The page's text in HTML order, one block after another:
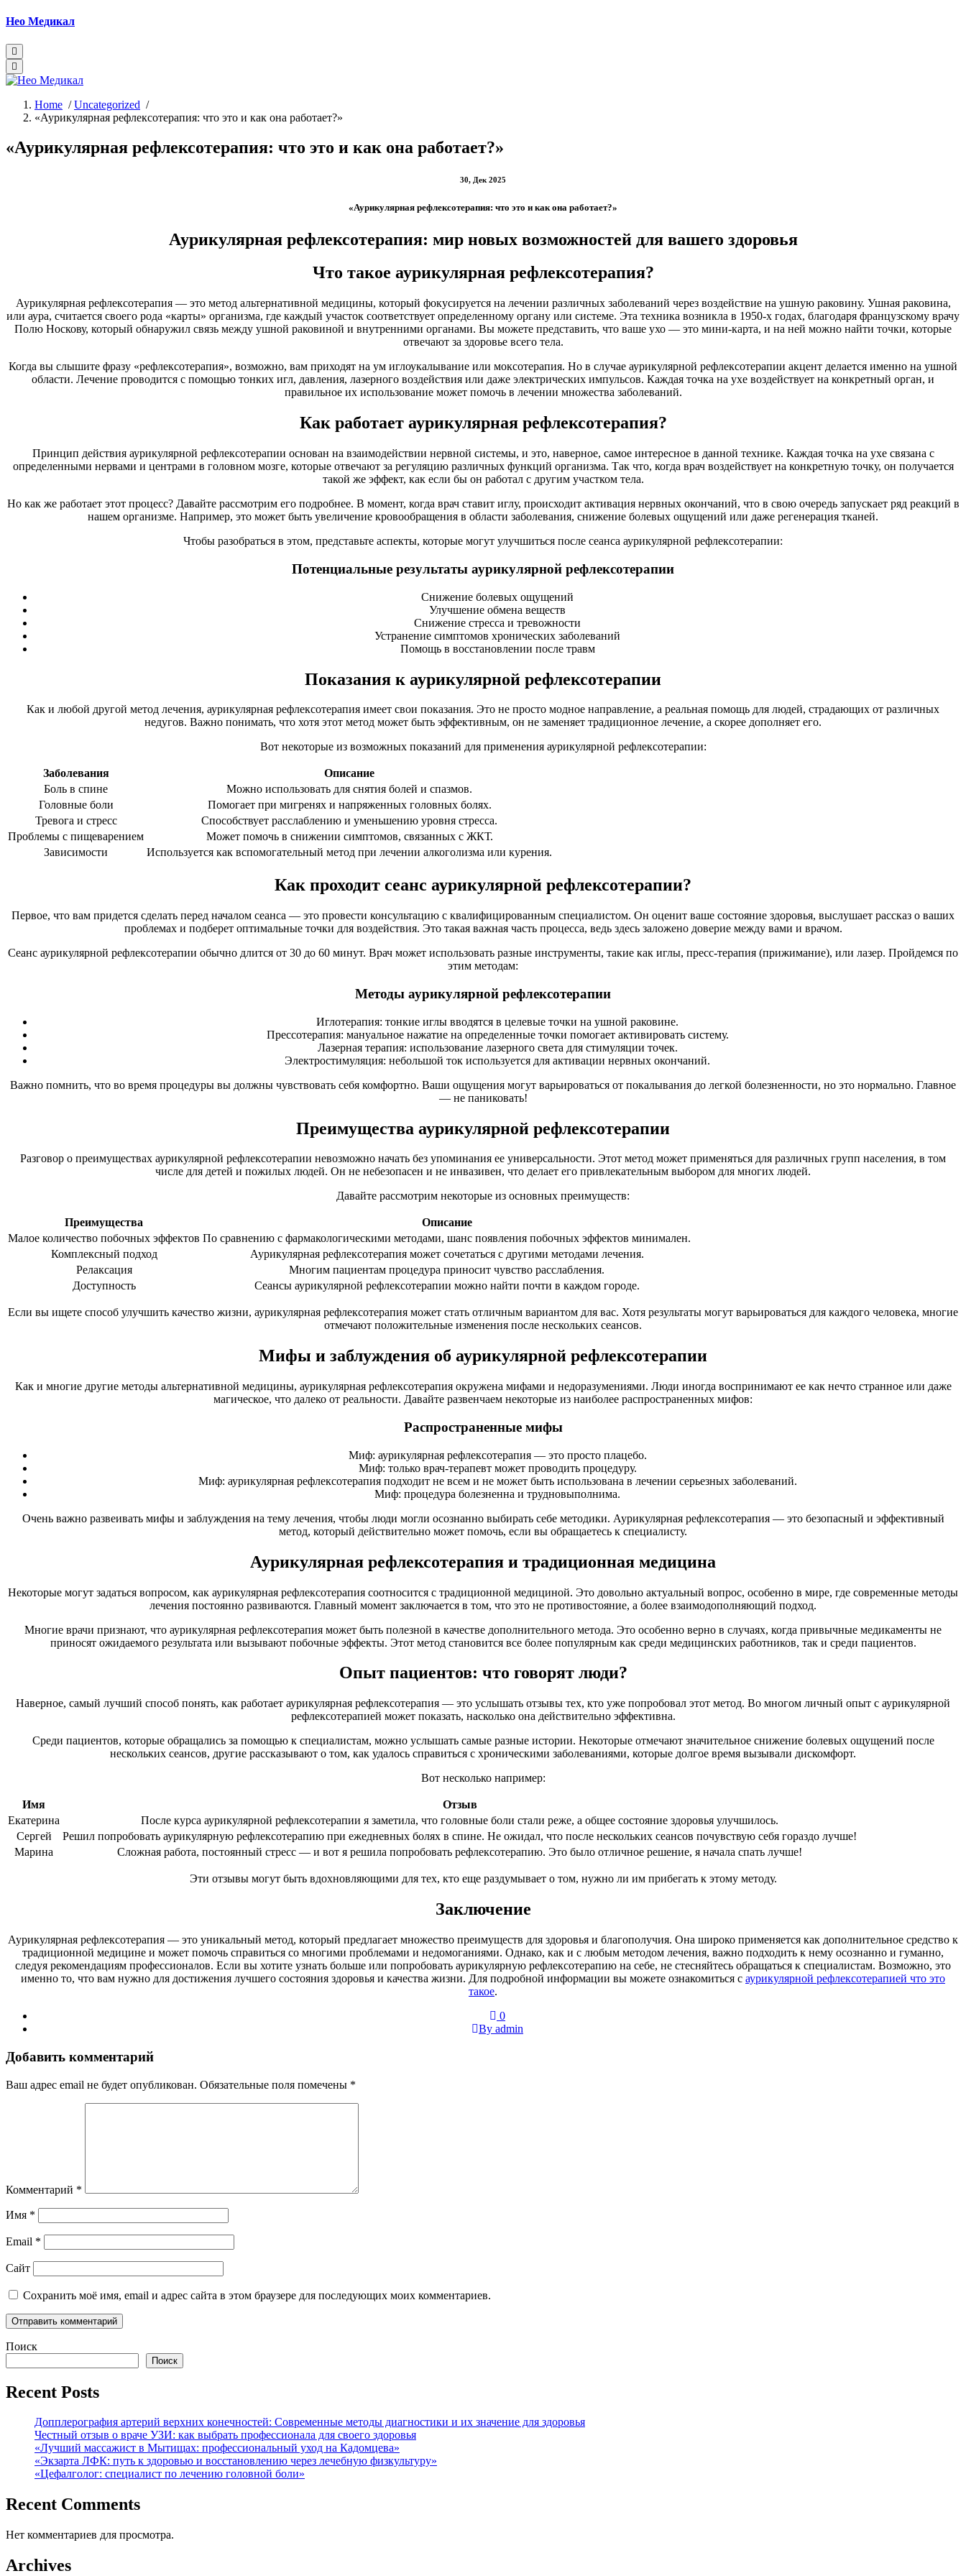
Skip
content
Нео Медикал
Home /Uncategorized /
«Аурикулярная рефлексотерапия: что это и как она работает?»
«Аурикулярная рефлексотерапия: что это и как она работает?»
30, Дек 2025
«Аурикулярная рефлексотерапия: что это и как она работает?»
Аурикулярная рефлексотерапия: мир новых возможностей для вашего здоровья
Что такое аурикулярная рефлексотерапия?
Аурикулярная рефлексотерапия — это метод альтернативной медицины, который фокусируется на лечении различных заболеваний через воздействие на ушную раковину. Ушная раковина,
или аура, считается своего рода «карты» организма, где каждый участок соответствует определенному органу или системе. Эта техника возникла в 1950-х годах, благодаря французскому врачу
Полю Носкову, который обнаружил связь между ушной раковиной и внутренними органами. Вы можете представить, что ваше ухо — это мини-карта, и на ней можно найти точки, которые
отвечают за здоровье всего тела.
Когда вы слышите фразу «рефлексотерапия», возможно, вам приходят на ум иглоукалывание или моксотерапия. Но в случае аурикулярной рефлексотерапии акцент делается именно на ушной
области. Лечение проводится с помощью тонких игл, давления, лазерного воздействия или даже электрических импульсов. Каждая точка на ухе воздействует на конкретный орган, и
правильное их использование может помочь в лечении множества заболеваний.
Как работает аурикулярная рефлексотерапия?
Принцип действия аурикулярной рефлексотерапии основан на взаимодействии нервной системы, и это, наверное, самое интересное в данной технике. Каждая точка на ухе связана с
определенными нервами и центрами в головном мозге, которые отвечают за регуляцию различных функций организма. Так что, когда врач воздействует на конкретную точку, он получается
такой же эффект, как если бы он работал с другим участком тела.
Но как же работает этот процесс? Давайте рассмотрим его подробнее. В момент, когда врач ставит иглу, происходит активация нервных окончаний, что в свою очередь запускает ряд реакций в
нашем организме. Например, это может быть увеличение кровообращения в области заболевания, снижение болевых ощущений или даже регенерация тканей.
Чтобы разобраться в этом, представьте аспекты, которые могут улучшиться после сеанса аурикулярной рефлексотерапии:
Потенциальные результаты аурикулярной рефлексотерапии
Снижение болевых ощущений
Улучшение обмена веществ
Снижение стресса и тревожности
Устранение симптомов хронических заболеваний
Помощь в восстановлении после травм
Показания к аурикулярной рефлексотерапии
Как и любой другой метод лечения, аурикулярная рефлексотерапия имеет свои показания. Это не просто модное направление, а реальная помощь для людей, страдающих от различных
недугов. Важно понимать, что хотя этот метод может быть эффективным, он не заменяет традиционное лечение, а скорее дополняет его.
Вот некоторые из возможных показаний для применения аурикулярной рефлексотерапии:
Заболевания
Описание
Боль в спине
Можно использовать для снятия болей и спазмов.
Головные боли
Помогает при мигренях и напряженных головных болях.
Тревога и стресс
Способствует расслаблению и уменьшению уровня стресса.
Проблемы с пищеварением
Может помочь в снижении симптомов, связанных с ЖКТ.
Зависимости
Используется как вспомогательный метод при лечении алкоголизма или курения.
Как проходит сеанс аурикулярной рефлексотерапии?
Первое, что вам придется сделать перед началом сеанса — это провести консультацию с квалифицированным специалистом. Он оценит ваше состояние здоровья, выслушает рассказ о ваших
проблемах и подберет оптимальные точки для воздействия. Это такая важная часть процесса, ведь здесь заложено доверие между вами и врачом.
Сеанс аурикулярной рефлексотерапии обычно длится от 30 до 60 минут. Врач может использовать разные инструменты, такие как иглы, пресс-терапия (прижимание), или лазер. Пройдемся по
этим методам:
Методы аурикулярной рефлексотерапии
Иглотерапия: тонкие иглы вводятся в целевые точки на ушной раковине.
Прессотерапия: мануальное нажатие на определенные точки помогает активировать систему.
Лазерная терапия: использование лазерного света для стимуляции точек.
Электростимуляция: небольшой ток используется для активации нервных окончаний.
Важно помнить, что во время процедуры вы должны чувствовать себя комфортно. Ваши ощущения могут варьироваться от покалывания до легкой болезненности, но это нормально. Главное
— не паниковать!
Преимущества аурикулярной рефлексотерапии
Разговор о преимуществах аурикулярной рефлексотерапии невозможно начать без упоминания ее универсальности. Этот метод может применяться для различных групп населения, в том
числе для детей и пожилых людей. Он не небезопасен и не инвазивен, что делает его привлекательным выбором для многих людей.
Давайте рассмотрим некоторые из основных преимуществ:
Преимущества
Описание
Малое количество побочных эффектов По сравнению с фармакологическими методами, шанс появления побочных эффектов минимален.
Комплексный подход
Аурикулярная рефлексотерапия может сочетаться с другими методами лечения.
Релаксация
Многим пациентам процедура приносит чувство расслабления.
Доступность
Сеансы аурикулярной рефлексотерапии можно найти почти в каждом городе.
Если вы ищете способ улучшить качество жизни, аурикулярная рефлексотерапия может стать отличным вариантом для вас. Хотя результаты могут варьироваться для каждого человека, многие
отмечают положительные изменения после нескольких сеансов.
Мифы и заблуждения об аурикулярной рефлексотерапии
Как и многие другие методы альтернативной медицины, аурикулярная рефлексотерапия окружена мифами и недоразумениями. Люди иногда воспринимают ее как нечто странное или даже
магическое, что далеко от реальности. Давайте развенчаем некоторые из наиболее распространенных мифов:
Распространенные мифы
Миф: аурикулярная рефлексотерапия — это просто плацебо.
Миф: только врач-терапевт может проводить процедуру.
Миф: аурикулярная рефлексотерапия подходит не всем и не может быть использована в лечении серьезных заболеваний.
Миф: процедура болезненна и трудновыполнима.
Очень важно развеивать мифы и заблуждения на тему лечения, чтобы люди могли осознанно выбирать себе методики. Аурикулярная рефлексотерапия — это безопасный и эффективный
метод, который действительно может помочь, если вы обращаетесь к специалисту.
Аурикулярная рефлексотерапия и традиционная медицина
Некоторые могут задаться вопросом, как аурикулярная рефлексотерапия соотносится с традиционной медициной. Это довольно актуальный вопрос, особенно в мире, где современные методы
лечения постоянно развиваются. Главный момент заключается в том, что это не противостояние, а более взаимодополняющий подход.
Многие врачи признают, что аурикулярная рефлексотерапия может быть полезной в качестве дополнительного метода. Это особенно верно в случаях, когда привычные медикаменты не
приносят ожидаемого результата или вызывают побочные эффекты. Этот метод становится все более популярным как среди медицинских работников, так и среди пациентов.
Опыт пациентов: что говорят люди?
Наверное, самый лучший способ понять, как работает аурикулярная рефлексотерапия — это услышать отзывы тех, кто уже попробовал этот метод. Во многом личный опыт с аурикулярной
рефлексотерапией может показать, насколько она действительно эффективна.
Среди пациентов, которые обращались за помощью к специалистам, можно услышать самые разные истории. Некоторые отмечают значительное снижение болевых ощущений после
нескольких сеансов, другие рассказывают о том, как удалось справиться с хроническими заболеваниями, которые долгое время вызывали дискомфорт.
Вот несколько например:
Имя
Отзыв
Екатерина
После курса аурикулярной рефлексотерапии я заметила, что головные боли стали реже, а общее состояние здоровья улучшилось.
Сергей
Решил попробовать аурикулярную рефлексотерапию при ежедневных болях в спине. Не ожидал, что после нескольких сеансов почувствую себя гораздо лучше!
Марина
Сложная работа, постоянный стресс — и вот я решила попробовать рефлексотерапию. Это было отличное решение, я начала спать лучше!
Эти отзывы могут быть вдохновляющими для тех, кто еще раздумывает о том, нужно ли им прибегать к этому методу.
Заключение
Аурикулярная рефлексотерапия — это уникальный метод, который предлагает множество преимуществ для здоровья и благополучия. Она широко применяется как дополнительное средство к
традиционной медицине и может помочь справиться со многими проблемами и недомоганиями. Однако, как и с любым методом лечения, важно подходить к нему осознанно и гуманно,
следуя рекомендациям профессионалов. Если вы хотите узнать больше или попробовать аурикулярную рефлексотерапию на себе, не стесняйтесь обращаться к специалистам. Возможно, это
именно то, что вам нужно для достижения лучшего состояния здоровья и качества жизни. Для подробной информации вы можете ознакомиться с аурикулярной рефлексотерапией что это
такое.
0
By admin
Добавить комментарий
Ваш адрес email не будет опубликован. Обязательные поля помечены *
Комментарий *
Имя *
Email *
Сайт
Сохранить моё имя, email и адрес сайта в этом браузере для последующих моих комментариев.
Поиск
Поиск
Recent Posts
Допплерография артерий верхних конечностей: Современные методы диагностики и их значение для здоровья
Честный отзыв о враче УЗИ: как выбрать профессионала для своего здоровья
«Лучший массажист в Мытищах: профессиональный уход на Кадомцева»
«Экзарта ЛФК: путь к здоровью и восстановлению через лечебную физкультуру»
«Цефалголог: специалист по лечению головной боли»
Recent Comments
Нет комментариев для просмотра.
Archives